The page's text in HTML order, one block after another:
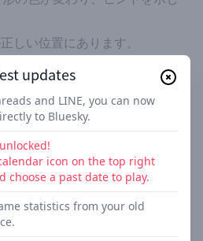
しい位置にあります。
含まれていますが、位置が違いま
単語に含まれていません。
正解の単語を推測していきま
う挑戦しましょう！
」の特徴
い単語が登場し、常に新鮮な挑
updates
and LINE, you can now
to Bluesky.
icon on the top right
choose a past date to play.
statistics from your old